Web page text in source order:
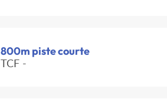
800m piste courte
TCF -